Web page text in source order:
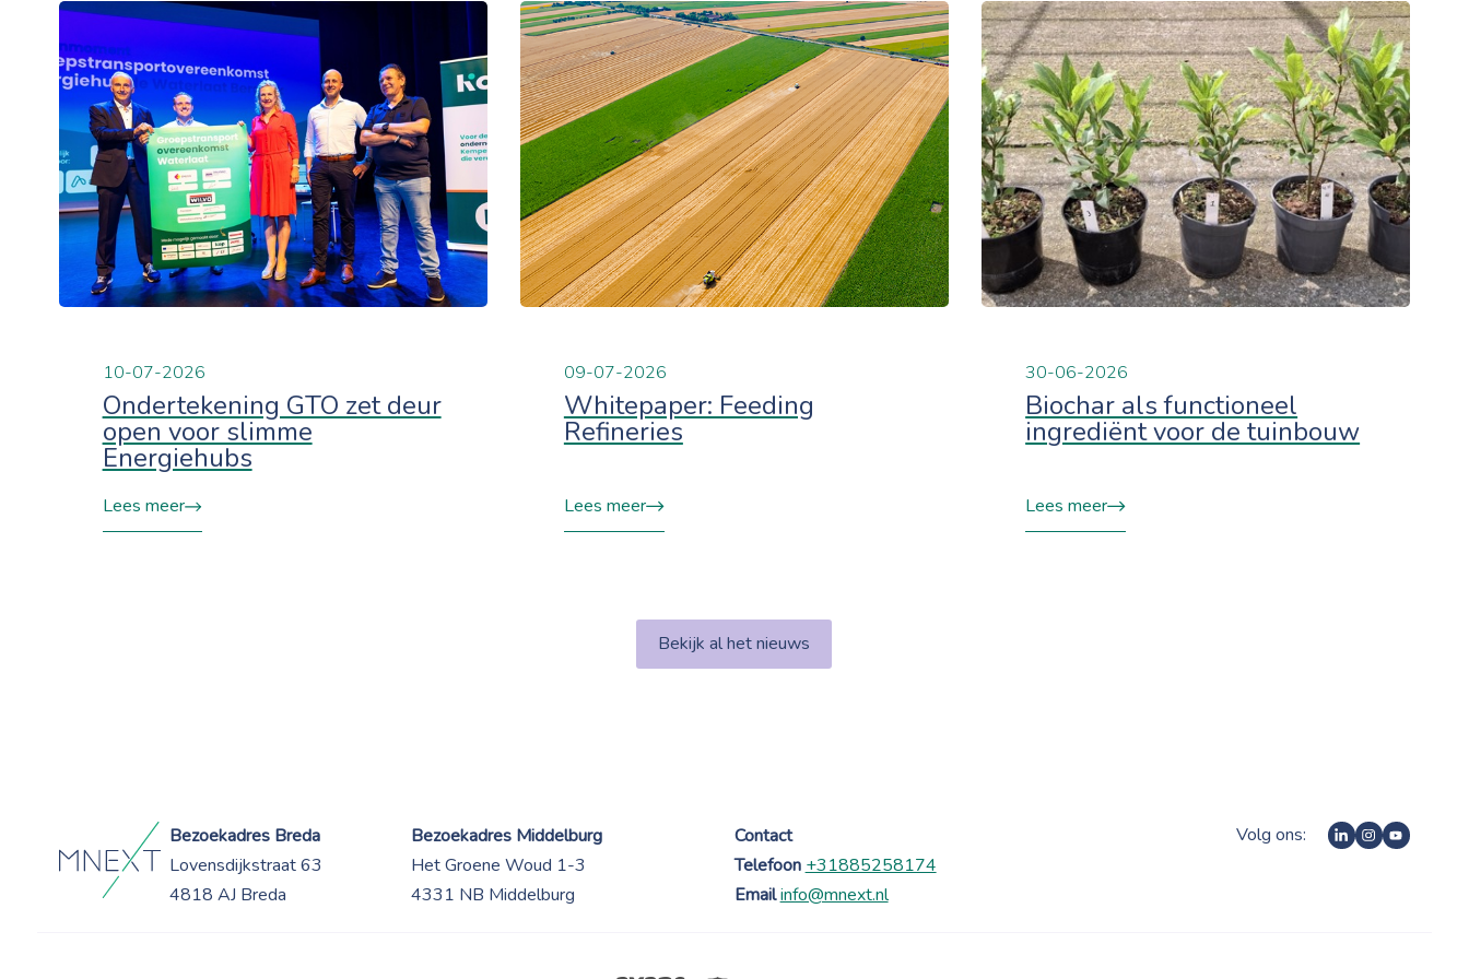
10-07-2026
Ondertekening GTO zet deur
open voor slimme
Energiehubs
Lees meer
09-07-2026
Whitepaper: Feeding
Refineries
Lees meer
30-06-2026
Biochar als functioneel
ingrediënt voor de tuinbouw
Lees meer
Bekijk al het nieuws
Bezoekadres Breda Bezoekadres Middelburg
Contact
Lovensdijkstraat 63
Het Groene Woud 1-3 Telefoon +31885258174
4818 AJ Breda
4331 NB Middelburg Email info@mnext.nl
Volg ons: